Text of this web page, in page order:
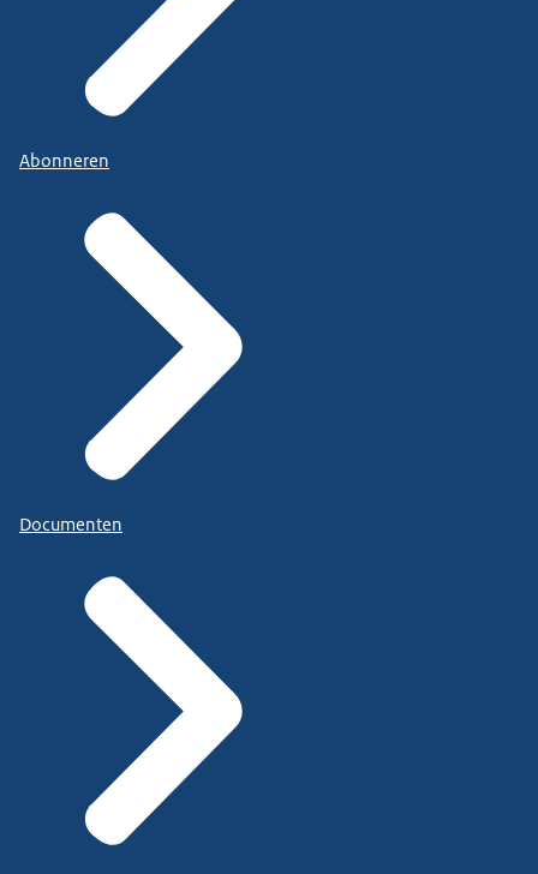
Abonneren
Documenten